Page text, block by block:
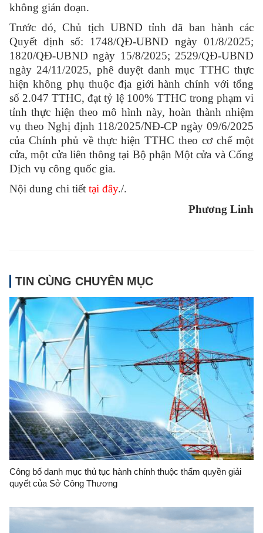
không gián đoạn.
Trước đó, Chủ tịch UBND tỉnh đã ban hành các
Quyết định số: 1748/QĐ-UBND ngày 01/8/2025;
1820/QĐ-UBND ngày 15/8/2025; 2529/QĐ-UBND
ngày 24/11/2025, phê duyệt danh mục TTHC thực
hiện không phụ thuộc địa giới hành chính với tổng
số 2.047 TTHC, đạt tỷ lệ 100% TTHC trong phạm vi
tỉnh thực hiện theo mô hình này, hoàn thành nhiệm
vụ theo Nghị định 118/2025/NĐ-CP ngày 09/6/2025
của Chính phủ về thực hiện TTHC theo cơ chế một
cửa, một cửa liên thông tại Bộ phận Một cửa và Cổng
Dịch vụ công quốc gia.
Nội dung chi tiết tại đây./.
Phương Linh
TIN CÙNG CHUYÊN MỤC
Công bố danh mục thủ tục hành chính thuộc thẩm quyền giải
quyết của Sở Công Thương